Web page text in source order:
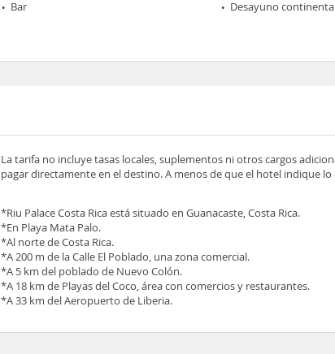
Bar Desayuno
La tarifa no incluye tasas locales, suplementos ni otros cargos
pagar directamente en el destino. A menos de que el hotel indique
*Riu Palace Costa Rica está situado en Guanacaste, Costa Rica.
*En Playa Mata Palo.
*Al norte de Costa Rica.
*A 200 m de la Calle El Poblado, una zona comercial.
*A 5 km del poblado de Nuevo Colón.
*A 18 km de Playas del Coco, área con comercios y restaurantes.
*A 33 km del Aeropuerto de Liberia.